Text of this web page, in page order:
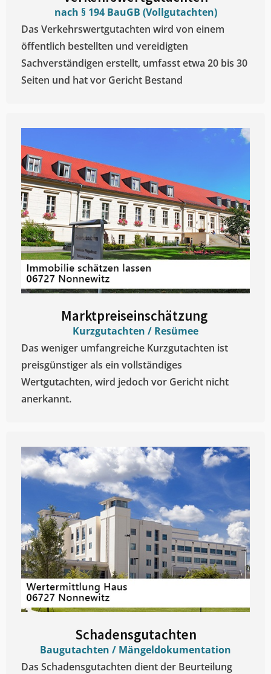
nach § 194 BauGB (Vollgutachten)
Das Verkehrswertgutachten wird von einem
öffentlich bestellten und vereidigten
Sachverständigen erstellt, umfasst etwa 20 bis 30
Seiten und hat vor Gericht Bestand
Marktpreiseinschätzung ​
Kurzgutachten / Resümee
Das weniger umfangreiche Kurzgutachten ist
preisgünstiger als ein vollständiges
Wertgutachten, wird jedoch vor Gericht nicht
anerkannt.
Schadensgutachten
Baugutachten / Mängeldokumentation
Das Schadensgutachten dient der Beurteilung